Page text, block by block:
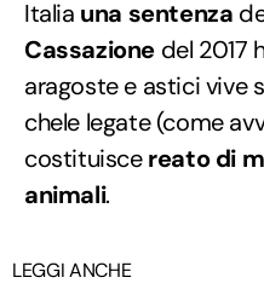
Italia una sentenza
Cassazione del 2017
aragoste e astici vive
chele legate (come
costituiscereato di
animali.
LEGGI ANCHE